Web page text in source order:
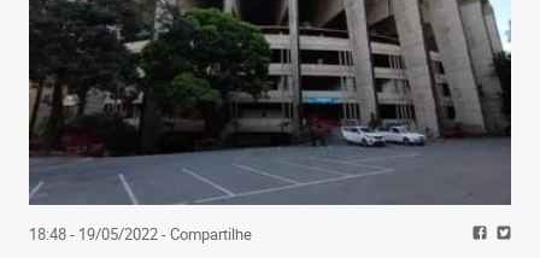
18:48 - 19/05/2022- Compartilhe